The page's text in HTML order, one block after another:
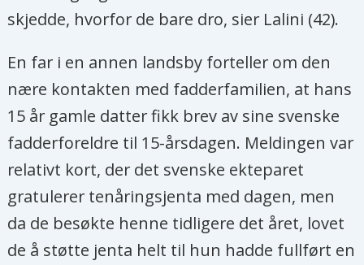
skjedde, hvorfor de bare dro, sier Lalini (42).
En far i en annen landsby forteller om den
nære kontakten med fadderfamilien, at hans
15 år gamle datter fikk brev av sine svenske
fadderforeldre til 15-årsdagen. Meldingen var
relativt kort, der det svenske ekteparet
gratulerer tenåringsjenta med dagen, men
da de besøkte henne tidligere det året, lovet
de å støtte jenta helt til hun hadde fullført en